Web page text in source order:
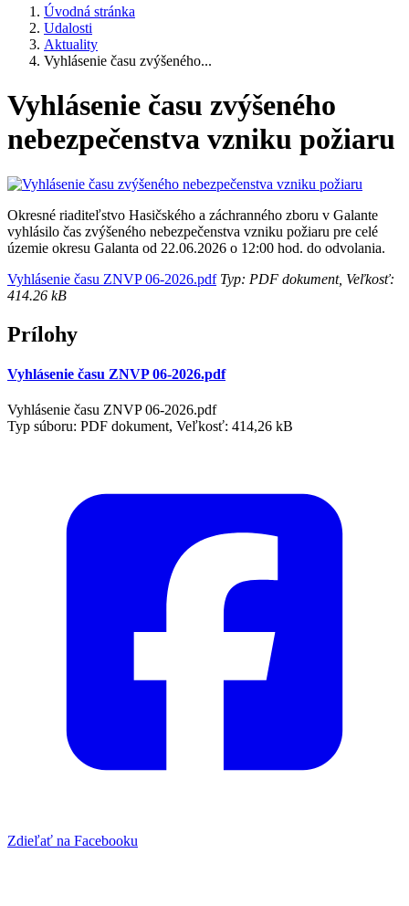
Úvodná stránka
Udalosti
Aktuality
Vyhlásenie času zvýšeného...
Vyhlásenie času zvýšeného
nebezpečenstva vzniku požiaru
Okresné riaditeľstvo Hasičského a záchranného zboru v Galante
vyhlásilo čas zvýšeného nebezpečenstva vzniku požiaru pre celé
územie okresu Galanta od 22.06.2026 o 12:00 hod. do odvolania.
Vyhlásenie času ZNVP 06-2026.pdfTyp: PDF dokument, Veľkosť:
414.26 kB
Prílohy
Vyhlásenie času ZNVP 06-2026.pdf
Vyhlásenie času ZNVP 06-2026.pdf
Typ súboru: PDF dokument, Veľkosť: 414,26 kB
Zdieľať na Facebooku